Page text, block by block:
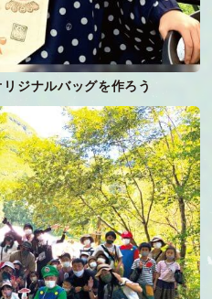
ジナルバッグを作ろう